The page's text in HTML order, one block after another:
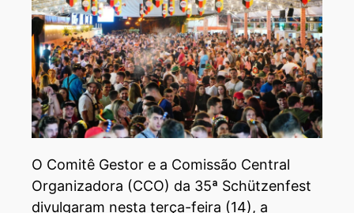
O Comitê Gestor e a Comissão Central
Organizadora (CCO) da 35ª Schützenfest
divulgaram nesta terça-feira (14), a